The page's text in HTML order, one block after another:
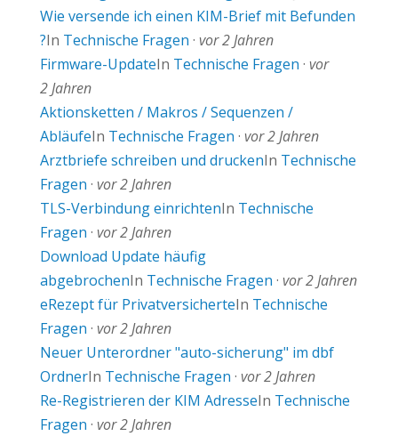
Wie versende ich einen KIM-Brief mit Befunden
?In Technische Fragen · vor 2 Jahren
Firmware-UpdateIn Technische Fragen · vor
2 Jahren
Aktionsketten / Makros / Sequenzen /
AbläufeIn Technische Fragen · vor 2 Jahren
Arztbriefe schreiben und druckenIn Technische
Fragen · vor 2 Jahren
TLS-Verbindung einrichtenIn Technische
Fragen · vor 2 Jahren
Download Update häufig
abgebrochenIn Technische Fragen · vor 2 Jahren
eRezept für PrivatversicherteIn Technische
Fragen · vor 2 Jahren
Neuer Unterordner "auto-sicherung" im dbf
OrdnerIn Technische Fragen · vor 2 Jahren
Re-Registrieren der KIM AdresseIn Technische
Fragen · vor 2 Jahren